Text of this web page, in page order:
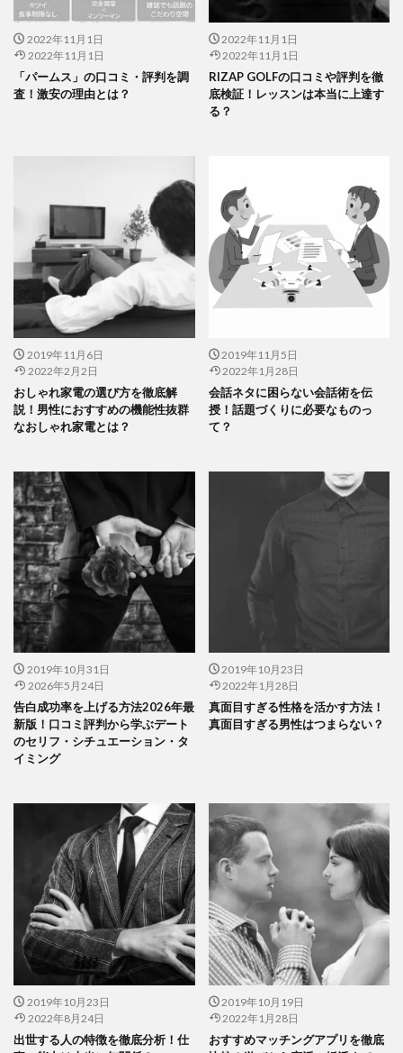
2022年11月1日
2022年11月1日
「パームス」の口コミ・評判を調
査！激安の理由とは？
2022年11月1日
2022年11月1日
RIZAP GOLFの口コミや評判を徹
底検証！レッスンは本当に上達す
る？
2019年11月6日
2022年2月2日
おしゃれ家電の選び方を徹底解
説！男性におすすめの機能性抜群
なおしゃれ家電とは？
2019年11月5日
2022年1月28日
会話ネタに困らない会話術を伝
授！話題づくりに必要なものっ
て？
2019年10月31日
2026年5月24日
告白成功率を上げる方法2026年最
新版！口コミ評判から学ぶデート
のセリフ・シチュエーション・タ
イミング
2019年10月23日
2022年1月28日
真面目すぎる性格を活かす方法！
真面目すぎる男性はつまらない？
2019年10月23日
2022年8月24日
出世する人の特徴を徹底分析！仕
2019年10月19日
2022年1月28日
おすすめマッチングアプリを徹底